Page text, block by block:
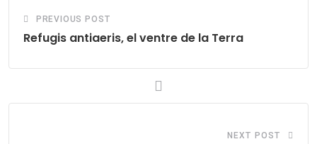
PREVIOUS POST
Refugis antiaeris, el ventre de la Terra
NEXT POST